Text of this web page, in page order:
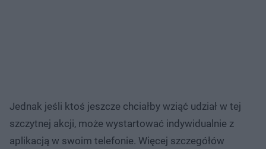
Jednak jeśli ktoś jeszcze chciałby wziąć udział w tej
szczytnej akcji, może wystartować indywidualnie z
aplikacją w swoim telefonie. Więcej szczegółów